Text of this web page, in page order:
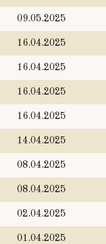
09.05.2025
16.04.2025
16.04.2025
16.04.2025
16.04.2025
14.04.2025
08.04.2025
08.04.2025
02.04.2025
01.04.2025